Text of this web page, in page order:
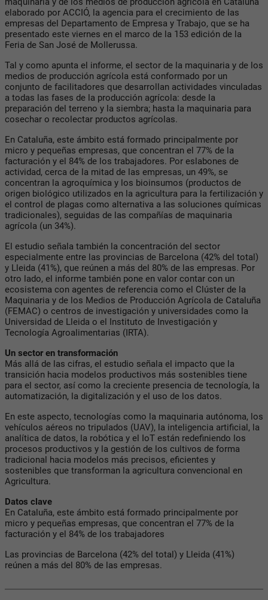
elaborado por ACCIÓ, la agencia para el crecimiento de las
empresas del Departamento de Empresa y Trabajo, que se ha
presentado este viernes en el marco de la 153 edición de la
Feria de San José de Mollerussa.
Tal y como apunta el informe, el sector de la maquinaria y de los
medios de producción agrícola está conformado por un
conjunto de facilitadores que desarrollan actividades vinculadas
a todas las fases de la producción agrícola: desde la
preparación del terreno y la siembra; hasta la maquinaria para
cosechar o recolectar productos agrícolas.
En Cataluña, este ámbito está formado principalmente por
micro y pequeñas empresas, que concentran el 77% de la
facturación y el 84% de los trabajadores. Por eslabones de
actividad, cerca de la mitad de las empresas, un 49%, se
concentran la agroquímica y los bioinsumos (productos de
origen biológico utilizados en la agricultura para la fertilización y
el control de plagas como alternativa a las soluciones químicas
tradicionales), seguidas de las compañías de maquinaria
agrícola (un 34%).
El estudio señala también la concentración del sector
especialmente entre las provincias de Barcelona (42% del total)
y Lleida (41%), que reúnen a más del 80% de las empresas. Por
otro lado, el informe también pone en valor contar con un
ecosistema con agentes de referencia como el Clúster de la
Maquinaria y de los Medios de Producción Agrícola de Cataluña
(FEMAC) o centros de investigación y universidades como la
Universidad de Lleida o el Instituto de Investigación y
Tecnología Agroalimentarias (IRTA).
Un sector en transformación
Más allá de las cifras, el estudio señala el impacto que la
transición hacia modelos productivos más sostenibles tiene
para el sector, así como la creciente presencia de tecnología, la
automatización, la digitalización y el uso de los datos.
En este aspecto, tecnologías como la maquinaria autónoma, los
vehículos aéreos no tripulados (UAV), la inteligencia artificial, la
analítica de datos, la robótica y el IoT están redefiniendo los
procesos productivos y la gestión de los cultivos de forma
tradicional hacia modelos más precisos, eficientes y
sostenibles que transforman la agricultura convencional en
Agricultura.
Datos clave
En Cataluña, este ámbito está formado principalmente por
micro y pequeñas empresas, que concentran el 77% de la
facturación y el 84% de los trabajadores
Las provincias de Barcelona (42% del total) y Lleida (41%)
reúnen a más del 80% de las empresas.